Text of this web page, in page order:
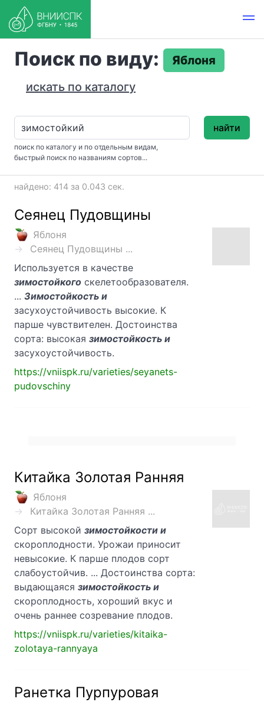
Поиск по виду:
Яблоня
искать по каталогу
поиск по каталогу и по отдельным видам,
быстрый поиск по названиям сортов...
найти
найдено: 414 за 0.043 сек.
Сеянец Пудовщины
Яблоня
Сеянец Пудовщины ...
Используется в качестве
зимостойкого скелетообразователя.
... Зимостойкость и
засухоустойчивость высокие. К
парше чувствителен. Достоинства
сорта: высокая зимостойкость и
засухоустойчивость.
https://vniispk.ru/varieties/seyanets-
pudovschiny
Китайка Золотая Ранняя
Яблоня
Китайка Золотая Ранняя ...
Сорт высокой зимостойкости и
скороплодности. Урожаи приносит
невысокие. К парше плодов сорт
слабоустойчив. ... Достоинства сорта:
выдающаяся зимостойкость и
скороплодность, хороший вкус и
очень раннее созревание плодов.
https://vniispk.ru/varieties/kitaika-
zolotaya-rannyaya
Ранетка Пурпуровая